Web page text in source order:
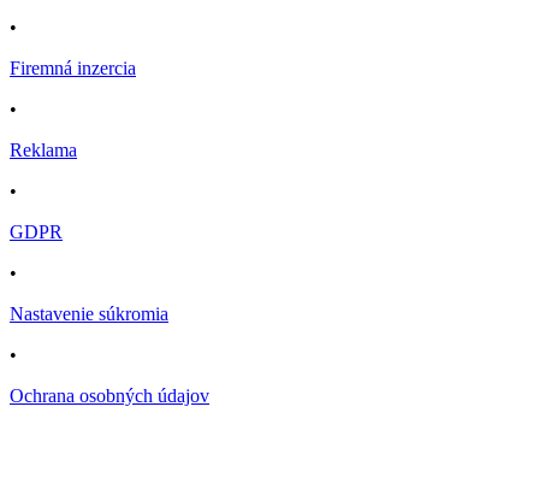
•
Firemná inzercia
•
Reklama
•
GDPR
•
Nastavenie súkromia
•
Ochrana osobných údajov